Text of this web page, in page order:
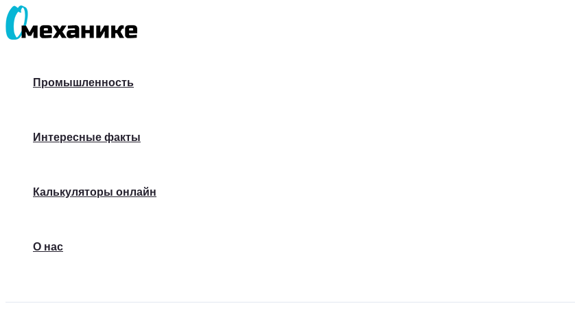
Перейти
к
Промышленность
Интересные факты
Калькуляторы онлайн
О нас